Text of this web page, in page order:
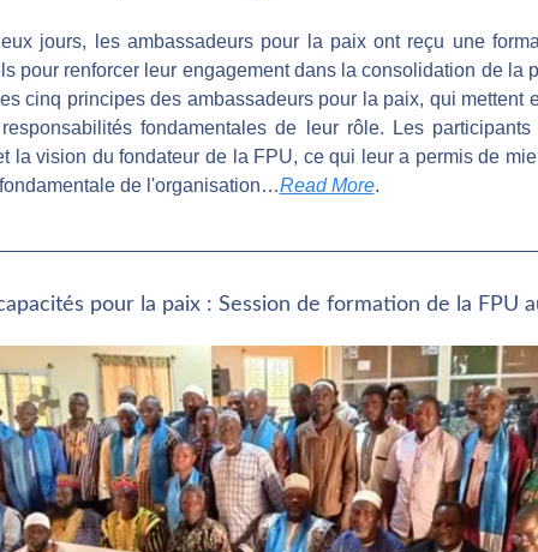
jours, les ambassadeurs pour la paix ont reçu une
pour renforcer leur engagement dans la consolidation de la
cinq principes des ambassadeurs pour la paix, qui mettent
fondamentales de leur rôle. Les participants
la vision du fondateur de la FPU, ce qui leur a permis de
de l'organisation…Read More.
pour la paix : Session de formation de la FPU